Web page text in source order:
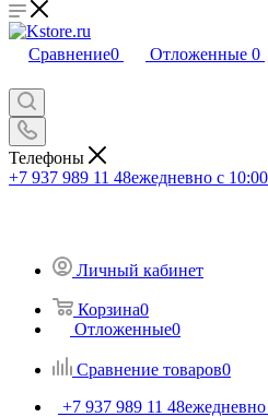
Сравнение0 Отложенные 0
Телефоны
+7 937 989 11 48ежедневно с
Личный кабинет
Корзина0
Отложенные0
Сравнение товаров0
+7 937 989 11 48